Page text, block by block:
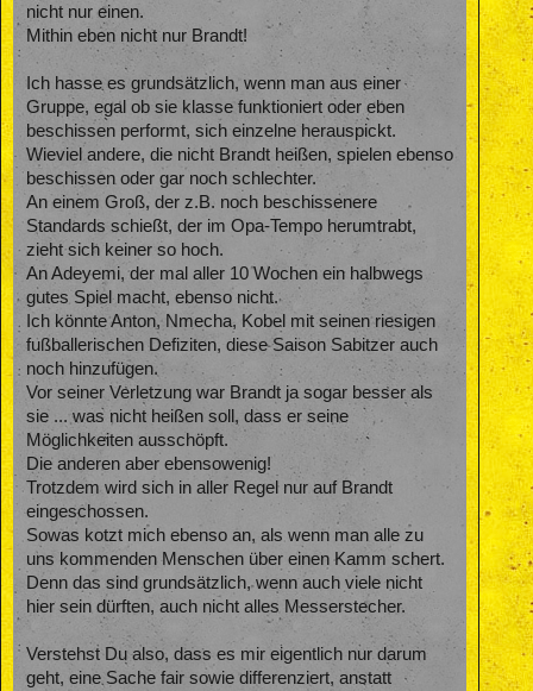
nicht nur einen.
Mithin eben nicht nur Brandt!
Ich hasse es grundsätzlich, wenn man aus einer
Gruppe, egal ob sie klasse funktioniert oder eben
beschissen performt, sich einzelne herauspickt.
Wieviel andere, die nicht Brandt heißen, spielen ebenso
beschissen oder gar noch schlechter.
An einem Groß, der z.B. noch beschissenere
Standards schießt, der im Opa-Tempo herumtrabt,
zieht sich keiner so hoch.
An Adeyemi, der mal aller 10 Wochen ein halbwegs
gutes Spiel macht, ebenso nicht.
Ich könnte Anton, Nmecha, Kobel mit seinen riesigen
fußballerischen Defiziten, diese Saison Sabitzer auch
noch hinzufügen.
Vor seiner Verletzung war Brandt ja sogar besser als
sie ... was nicht heißen soll, dass er seine
Möglichkeiten ausschöpft.
Die anderen aber ebensowenig!
Trotzdem wird sich in aller Regel nur auf Brandt
eingeschossen.
Sowas kotzt mich ebenso an, als wenn man alle zu
uns kommenden Menschen über einen Kamm schert.
Denn das sind grundsätzlich, wenn auch viele nicht
hier sein dürften, auch nicht alles Messerstecher.
Verstehst Du also, dass es mir eigentlich nur darum
geht, eine Sache fair sowie differenziert, anstatt